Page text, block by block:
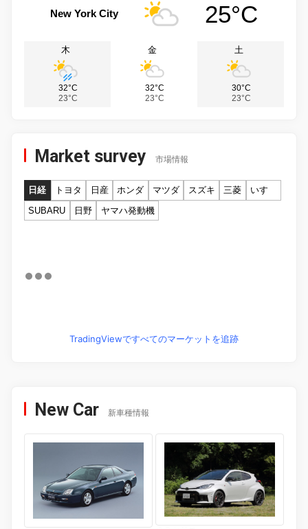
New York City 25°C
木
32°C
23°C
金
32°C
23°C
土
30°C
23°C
Market survey 市場情報
日経 トヨタ 日産 ホンダ マツダ スズキ 三菱
いすゞ
SUBARU
日野 ヤマハ発動機
TradingViewですべてのマーケットを追跡
New Car 新車種情報